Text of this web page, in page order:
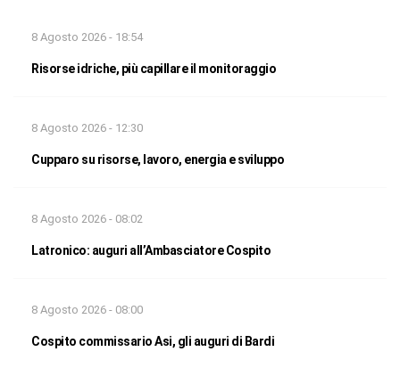
8 Agosto 2026 - 18:54
Risorse idriche, più capillare il monitoraggio
8 Agosto 2026 - 12:30
Cupparo su risorse, lavoro, energia e sviluppo
8 Agosto 2026 - 08:02
Latronico: auguri all’Ambasciatore Cospito
8 Agosto 2026 - 08:00
Cospito commissario Asi, gli auguri di Bardi